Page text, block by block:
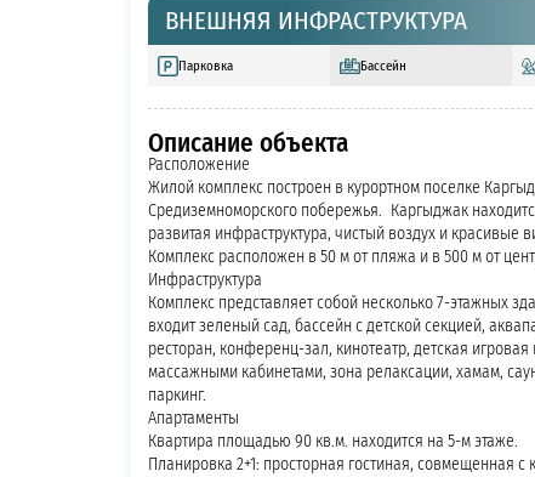
ВНЕШНЯЯ ИНФРАСТРУКТУРА
Парковка Бассейн
Описание объекта
Расположение
Жилой комплекс построен в курортном поселке
Средиземноморского побережья. Каргыджак
развитая инфраструктура, чистый воздух и красивые
Комплекс расположен в 50 м от пляжа и в 500 м от
Инфраструктура
Комплекс представляет собой несколько 7-этажных
входит зеленый сад, бассейн с детской секцией,
ресторан, конференц-зал, кинотеатр, детская
массажными кабинетами, зона релаксации, хамам,
паркинг.
Апартаменты
Квартира площадью 90 кв.м. находится на 5-м этаже.
Планировка 2+1: просторная гостиная, совмещенная